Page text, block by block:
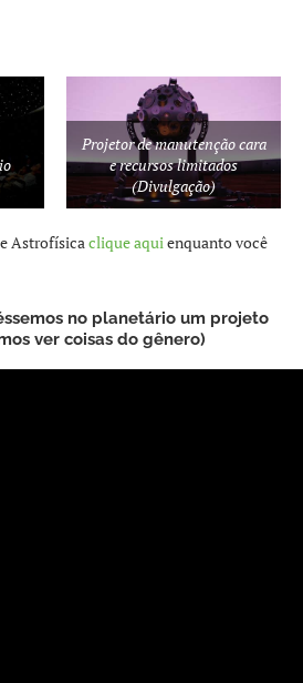
Projetor de manutenção cara
e recursos limitados
(Divulgação)
Astrofísicaclique aquienquanto você
no planetário um projeto
ver coisas do gênero)